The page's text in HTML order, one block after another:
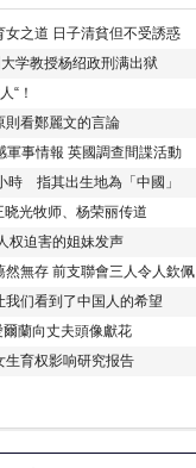
之道 日子清貧但不受誘惑
学教授杨绍政刑满出狱
“！
則看鄭麗文的言論
軍事情報 英國調查間諜活動
時 指其出生地為「中國」
光牧师、杨荣丽传道
权迫害的姐妹发声
無存 前支聯會三人令人欽佩
们看到了中国人的希望
蘭向丈夫頭像獻花
生育权影响研究报告